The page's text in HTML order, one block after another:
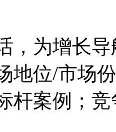
，为增长导
地位/市场
杆案例；